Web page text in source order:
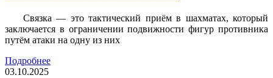
Связка — это тактический приём в шахматах, который
заключается в ограничении подвижности фигур противника
путём атаки на одну из них
Подробнее
03.10.2025